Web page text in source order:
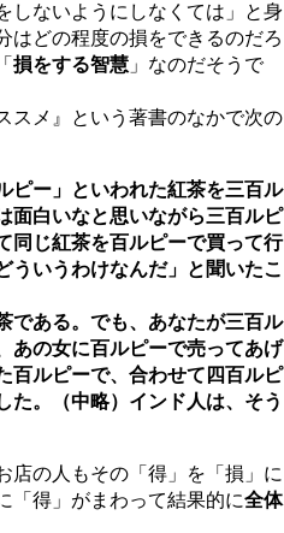
しないようにしなくては」と身
はどの程度の損をできるのだろ
損をする智慧 」なのだそうで
スメ』という著書のなかで次の
ピー」といわれた紅茶を三百ル
面白いなと思いながら三百ルピ
同じ紅茶を百ルピーで買って行
ういうわけなんだ」と聞いたこ
である。でも、あなたが三百ル
あの女に百ルピーで売ってあげ
百ルピーで、合わせて四百ルピ
た。（中略）インド人は、そう
の人もその「得」を「損」に
「得」がまわって結果的に全体